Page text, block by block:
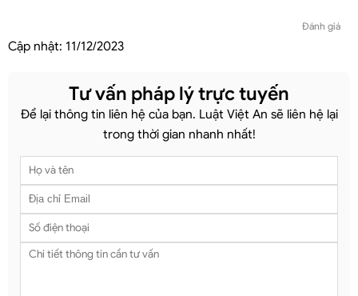
Đánh giá
Cập nhật: 11/12/2023
Tư vấn pháp lý trực tuyến
Để lại thông tin liên hệ của bạn. Luật Việt An sẽ liên hệ lại
trong thời gian nhanh nhất!